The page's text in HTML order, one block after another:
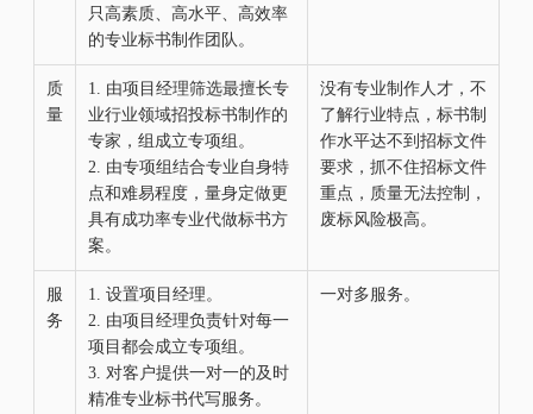
只高素质、高水平、高效率
的专业标书制作团队。
质
量
1. 由项目经理筛选最擅长专
业行业领域招投标书制作的
专家，组成立专项组。
2. 由专项组结合专业自身特
点和难易程度，量身定做更
具有成功率专业代做标书方
案。
没有专业制作人才，不
了解行业特点，标书制
作水平达不到招标文件
要求，抓不住招标文件
重点，质量无法控制，
废标风险极高。
服
务
1. 设置项目经理。
2. 由项目经理负责针对每一
项目都会成立专项组。
3. 对客户提供一对一的及时
精准专业标书代写服务。
一对多服务。